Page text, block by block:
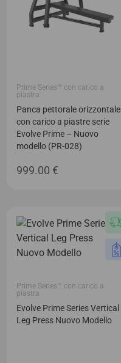
Prime Series™ con carico a
piastra
Panca pettorale orizzontale
con carico a piastre serie
Evolve Prime – Nuovo
modello (PR-028)
999.00 €
Prime Series™ con carico a
piastra
Evolve Prime Series Vertical
Leg Press Nuovo Modello